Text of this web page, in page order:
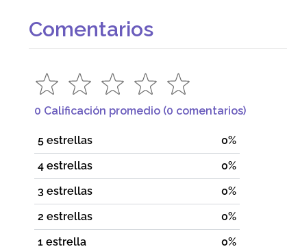
Comentarios
0 Calificación promedio (0 comentarios)
5 estrellas
0%
4 estrellas
0%
3 estrellas
0%
2 estrellas
0%
1 estrella
0%